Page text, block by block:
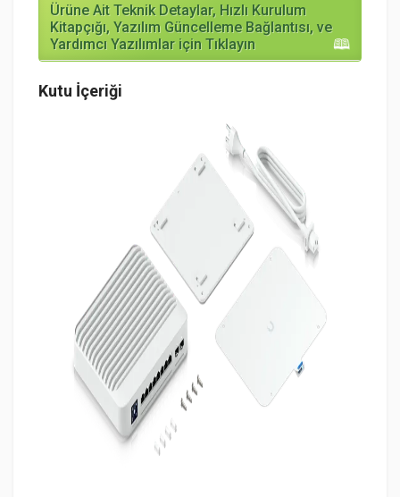
Ürüne Ait Teknik Detaylar, Hızlı Kurulum
Kitapçığı, Yazılım Güncelleme Bağlantısı, ve
Yardımcı Yazılımlar için Tıklayın
Kutu İçeriği